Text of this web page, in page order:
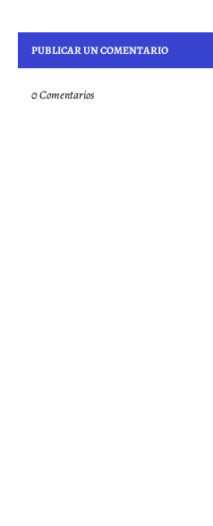
PUBLICAR UN COMENTARIO
0 Comentarios